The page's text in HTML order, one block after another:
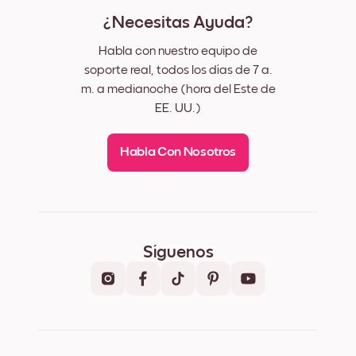
¿Necesitas Ayuda?
Habla con nuestro equipo de
soporte real, todos los días de 7 a.
m. a medianoche (hora del Este de
EE. UU.)
Habla Con Nosotros
Síguenos